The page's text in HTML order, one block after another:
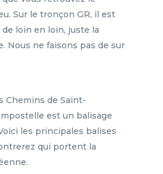
Sur le tronçon GR, il est
loin en loin, juste la
Nous ne faisons pas de sur
Chemins de Saint-
est un balisage
les principales balises
qui portent la